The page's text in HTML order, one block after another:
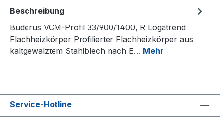
Beschreibung
Buderus VCM-Profil 33/900/1400, R Logatrend
Flachheizkörper Profilierter Flachheizkörper aus
kaltgewalztem Stahlblech nach E… Mehr
Service-Hotline